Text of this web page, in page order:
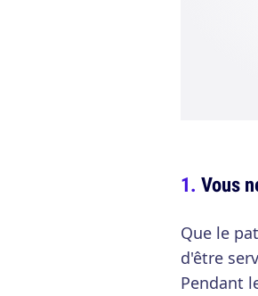
Vous
Que le
d'être
Pendant